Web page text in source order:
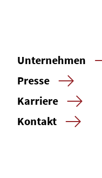
Unternehmen
Presse
Karriere
Kontakt